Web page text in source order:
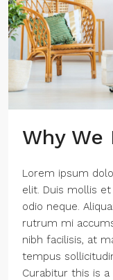
Why
Lorem ipsum
elit. Duis mollis
odio neque.
rutrum mi
nibh facilisis, at
tempus
Curabitur this is